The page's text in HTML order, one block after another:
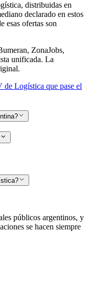
, distribuidas en
declarado en estos
esas ofertas son
ZonaJobs,
unificada. La
de Logística que pase el
públicos argentinos, y
se hacen siempre